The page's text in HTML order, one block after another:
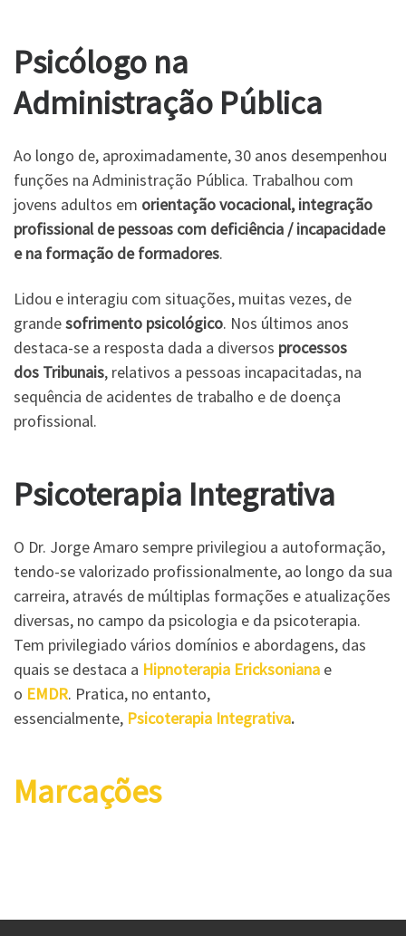
Psicólogo na
Administração Pública
Ao longo de, aproximadamente, 30 anos desempenhou
funções na Administração Pública. Trabalhou com
jovens adultos em orientação vocacional, integração
profissional de pessoas com deficiência / incapacidade
e na formação de formadores.
Lidou e interagiu com situações, muitas vezes, de
grandesofrimento psicológico. Nos últimos anos
destaca-se a resposta dada a diversos processos
dos Tribunais, relativos a pessoas incapacitadas, na
sequência de acidentes de trabalho e de doença
profissional.
Psicoterapia Integrativa
O Dr. Jorge Amaro sempre privilegiou a autoformação,
tendo-se valorizado profissionalmente, ao longo da sua
carreira, através de múltiplas formações e atualizações
diversas, no campo da psicologia e da psicoterapia.
Tem privilegiado vários domínios e abordagens, das
quais se destaca a Hipnoterapia Ericksoniana e
o EMDR. Pratica, no entanto,
essencialmente, Psicoterapia Integrativa.
Marcações